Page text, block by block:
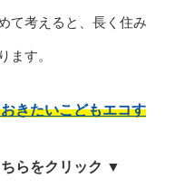
て考えると、長く住み
ます。
きたいこどもエコす
らをクリック ▼